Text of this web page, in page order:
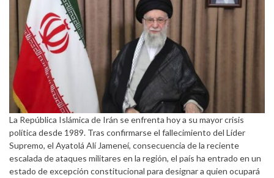
La República Islámica de Irán se enfrenta hoy a su mayor crisis
política desde 1989. Tras confirmarse el fallecimiento del Líder
Supremo, el Ayatolá Alí Jameneí, consecuencia de la reciente
escalada de ataques militares en la región, el país ha entrado en un
estado de excepción constitucional para designar a quien ocupará